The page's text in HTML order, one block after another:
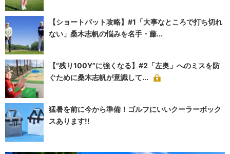
【ショートパット攻略】#1「大事なところで打ち切れ
ない」桑木志帆の悩みを名手・藤...
【“残り100Y”に強くなる】#2「左奥」へのミスを防
ぐために桑木志帆が意識して...
猛暑を前に今から準備！ゴルフにいいクーラーボック
スあります!!